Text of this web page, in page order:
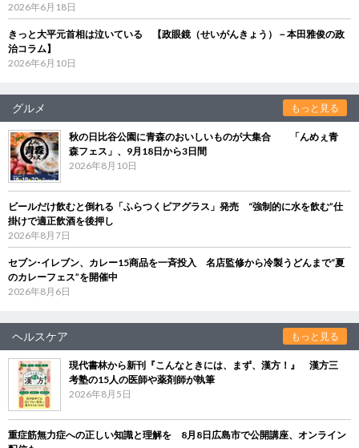
2026年6月18日
きっと大平元首相は泣いている 【政眼鏡（せいがんきょう）－本田雅俊の政
治コラム】
2026年6月10日
グルメ もっと見る
秋の日比谷公園に青森のおいしいものが大集合 「んめぇ青
森フェス」、9月18日から3日間
2026年8月10日
ビールだけ飲むと倒れる「ふらつくビアグラス」発売 “強制的に水を飲む”仕
掛けで適正飲酒を後押し
2026年8月7日
セブン‐イレブン、カレー15商品を一斉投入 名店監修から冷製うどんまで“夏
のカレーフェス”を開催中
2026年8月6日
ヘルスケア もっと見る
現代書林から新刊『こんなときには、まず、漢方！』 漢方三
考塾の15人の医師や薬剤師が執筆
2026年8月5日
重症筋無力症への正しい知識と理解を 8月8日広島市で公開講座、オンライン